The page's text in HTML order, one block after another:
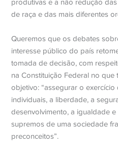
produtivas e a não redução
de raça e das mais diferentes
Queremos que os debates
interesse público do país
tomada de decisão, com
na Constituição Federal no
objetivo: “assegurar o
individuais, a liberdade, a
desenvolvimento, a igualdade
supremos de uma sociedade
preconceitos”.